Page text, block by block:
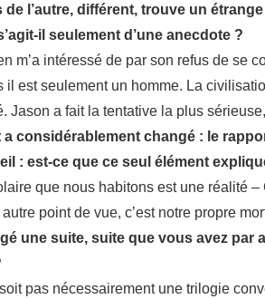
l’autre, différent, trouve un
il seulement d’une anecdote ?
m’a intéressé de par son refus de se
est seulement un homme. La
Jason a fait la tentative la plus
considérablement changé : le
: est-ce que ce seul élément
que nous habitons est une réalité
point de vue, c’est notre propre
une suite, suite que vous avez
pas nécessairement une trilogie